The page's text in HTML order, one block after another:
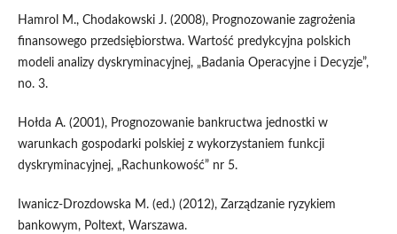
Hamrol M., Chodakowski J. (2008), Prognozowanie zagrożenia
finansowego przedsiębiorstwa. Wartość predykcyjna polskich
modeli analizy dyskryminacyjnej, „Badania Operacyjne i Decyzje”,
no. 3.
Hołda A. (2001), Prognozowanie bankructwa jednostki w
warunkach gospodarki polskiej z wykorzystaniem funkcji
dyskryminacyjnej, „Rachunkowość” nr 5.
Iwanicz-Drozdowska M. (ed.) (2012), Zarządzanie ryzykiem
bankowym, Poltext, Warszawa.